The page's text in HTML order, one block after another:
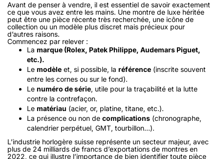
Avant de penser à vendre, il est essentiel de savoir exactement
ce que vous avez entre les mains. Une montre de luxe héritée
peut être une pièce récente très recherchée, une icône de
collection ou un modèle plus discret mais précieux pour
d’autres raisons.
Commencez par relever :
La marque (Rolex, Patek Philippe, Audemars Piguet,
etc.).
Le modèle et, si possible, la référence (inscrite souvent
entre les cornes ou sur le fond).
Le numéro de série, utile pour la traçabilité et la lutte
contre la contrefaçon.
Le matériau (acier, or, platine, titane, etc.).
La présence ou non de complications (chronographe,
calendrier perpétuel, GMT, tourbillon…).
L’industrie horlogère suisse représente un secteur majeur, avec
plus de 24 milliards de francs d’exportations de montres en
2022, ce qui illustre l’importance de bien identifier toute pièce